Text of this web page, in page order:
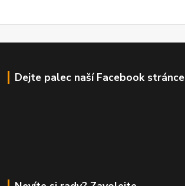
Dejte palec naší Facebook stránce